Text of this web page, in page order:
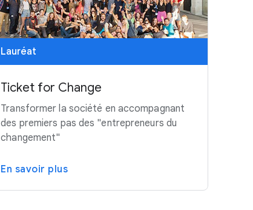
Lauréat
Ticket for Change
Transformer la société en accompagnant
des premiers pas des "entrepreneurs du
changement"
En savoir plus